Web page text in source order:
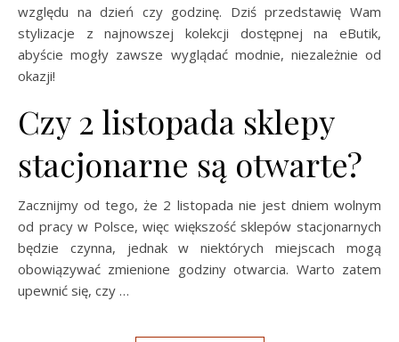
względu na dzień czy godzinę. Dziś przedstawię Wam
stylizacje z najnowszej kolekcji dostępnej na eButik,
abyście mogły zawsze wyglądać modnie, niezależnie od
okazji!
Czy 2 listopada sklepy
stacjonarne są otwarte?
Zacznijmy od tego, że 2 listopada nie jest dniem wolnym
od pracy w Polsce, więc większość sklepów stacjonarnych
będzie czynna, jednak w niektórych miejscach mogą
obowiązywać zmienione godziny otwarcia. Warto zatem
upewnić się, czy …